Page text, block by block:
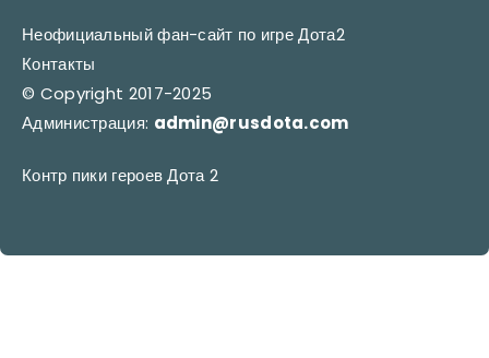
Неофициальный фан-сайт по игре Дота2
Контакты
© Copyright 2017-2025
Администрация: admin@rusdota.com
Контр пики героев Дота 2